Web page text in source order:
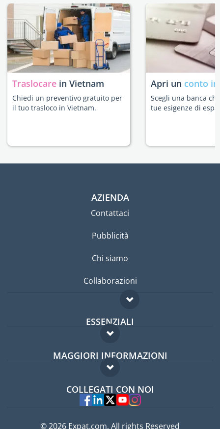
Traslocare in Vietnam
Chiedi un preventivo gratuito per
il tuo trasloco in Vietnam.
Apri un conto
Scegli una banca
tue esigenze di
AZIENDA
Contattaci
Pubblicità
Chi siamo
Collaborazioni
ESSENZIALI
Forum per expat
Guida per expat
MAGGIORI INFORMAZIONI
Domande frequenti
Esperti
COLLEGATI CON NOI
© 2026 Expat.com, All rights Reserved